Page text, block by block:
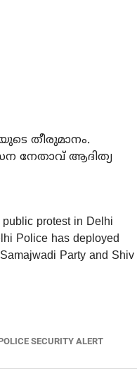
തീരുമാനം.
നേതാവ് ആദിത്യ
protest in Delhi
Police has deployed
Party and Shiv
SECURITY ALERT